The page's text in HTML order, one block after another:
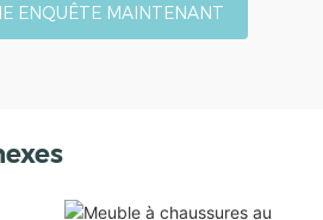
ENQUÊTE MAINTENANT